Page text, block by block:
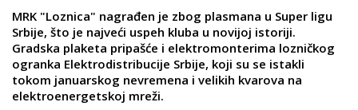
MRK "Loznica" nagrađen je zbog plasmana u Super ligu
Srbije, što je najveći uspeh kluba u novijoj istoriji.
Gradska plaketa pripašće i elektromonterima lozničkog
ogranka Elektrodistribucije Srbije, koji su se istakli
tokom januarskog nevremena i velikih kvarova na
elektroenergetskoj mreži.